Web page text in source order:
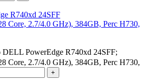
R740xd 24SFF
Core, 2.7/4.0 GHz), 384GB, Perc H730,
DELL PowerEdge R740xd 24SFF;
Core, 2.7/4.0 GHz), 384GB, Perc H730,
+